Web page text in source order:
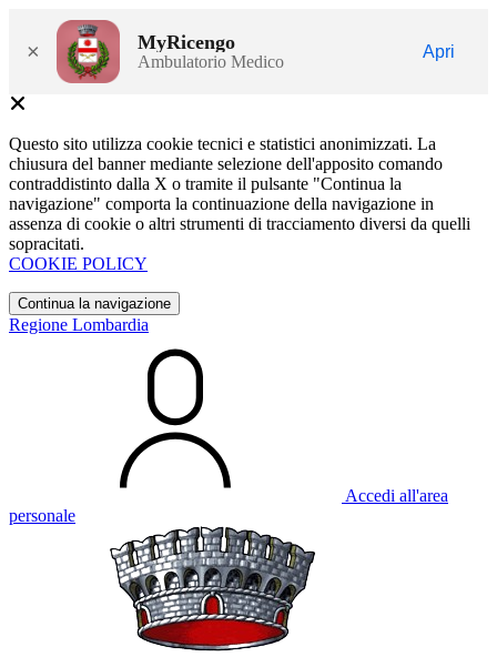
× MyRicengo
Ambulatorio Medico
Apri
Questo sito utilizza cookie tecnici e statistici anonimizzati. La
chiusura del banner mediante selezione dell'apposito comando
contraddistinto dalla X o tramite il pulsante "Continua la
navigazione" comporta la continuazione della navigazione in
assenza di cookie o altri strumenti di tracciamento diversi da quelli
sopracitati.
COOKIE POLICY
Continua la navigazione
Regione Lombardia
Accedi all'area
personale